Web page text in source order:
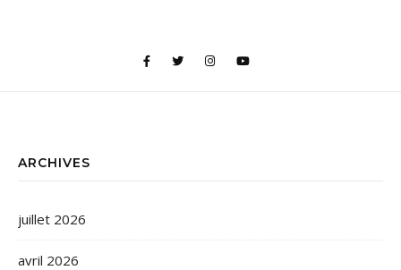
ARCHIVES
juillet 2026
avril 2026